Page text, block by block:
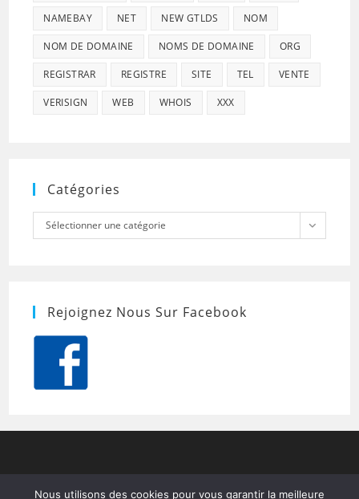
NAMEBAY NET NEW GTLDS NOM
NOM DE DOMAINE NOMS DE DOMAINE ORG
REGISTRAR REGISTRE SITE TEL VENTE
VERISIGN WEB WHOIS XXX
Catégories
Catégories
Sélectionner une catégorie
Rejoignez Nous Sur Facebook
Nous utilisons des cookies pour vous garantir la meilleure